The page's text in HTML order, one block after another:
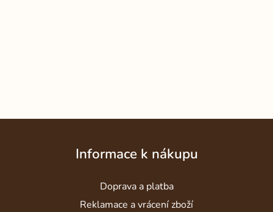
Informace k nákupu
Doprava a platba
Reklamace a vrácení zboží